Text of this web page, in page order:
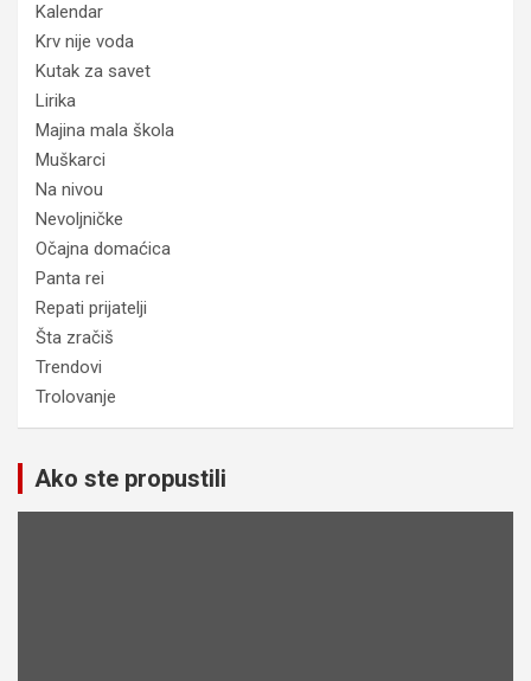
Kalendar
Krv nije voda
Kutak za savet
Lirika
Majina mala škola
Muškarci
Na nivou
Nevoljničke
Očajna domaćica
Panta rei
Repati prijatelji
Šta zračiš
Trendovi
Trolovanje
Ako ste propustili